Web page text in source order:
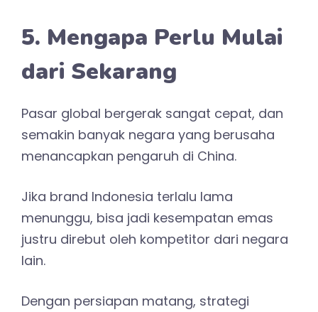
5. Mengapa Perlu Mulai
dari Sekarang
Pasar global bergerak sangat cepat, dan
semakin banyak negara yang berusaha
menancapkan pengaruh di China.
Jika brand Indonesia terlalu lama
menunggu, bisa jadi kesempatan emas
justru direbut oleh kompetitor dari negara
lain.
Dengan persiapan matang, strategi